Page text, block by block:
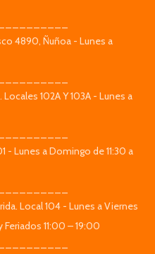
4890, Ñuñoa - Lunes a
102A Y 103A - Lunes a
- Lunes a Domingo de 11:30 a
Local 104 - Lunes a Viernes
11:00 – 19:00